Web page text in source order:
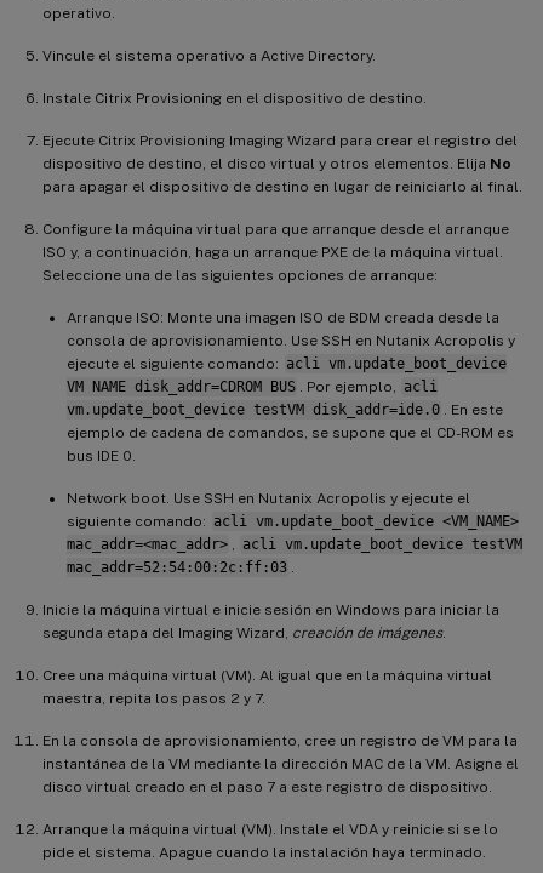
operativo.
Vincule el sistema operativo a Active Directory.
Instale Citrix Provisioning en el dispositivo de destino.
Ejecute Citrix Provisioning Imaging Wizard para crear el registro del
dispositivo de destino, el disco virtual y otros elementos. Elija No
para apagar el dispositivo de destino en lugar de reiniciarlo al final.
Configure la máquina virtual para que arranque desde el arranque
ISO y, a continuación, haga un arranque PXE de la máquina virtual.
Seleccione una de las siguientes opciones de arranque:
Arranque ISO: Monte una imagen ISO de BDM creada desde la
consola de aprovisionamiento. Use SSH en Nutanix Acropolis y
ejecute el siguiente comando: acli vm.update_boot_device
VM NAME disk_addr=CDROM BUS
. Por ejemplo,
acli
vm.update_boot_device testVM disk_addr=ide.0
. En este
ejemplo de cadena de comandos, se supone que el CD-ROM es
bus IDE 0.
Network boot. Use SSH en Nutanix Acropolis y ejecute el
siguiente comando: acli vm.update_boot_device <VM_NAME>
mac_addr=<mac_addr>
acli vm.update_boot_device testVM
mac_addr=52:54:00:2c:ff:03
Inicie la máquina virtual e inicie sesión en Windows para iniciar la
segunda etapa del Imaging Wizard, creación de imágenes.
Cree una máquina virtual (VM). Al igual que en la máquina virtual
maestra, repita los pasos 2 y 7.
En la consola de aprovisionamiento, cree un registro de VM para la
instantánea de la VM mediante la dirección MAC de la VM. Asigne el
disco virtual creado en el paso 7 a este registro de dispositivo.
Arranque la máquina virtual (VM). Instale el VDA y reinicie si se lo
pide el sistema. Apague cuando la instalación haya terminado.